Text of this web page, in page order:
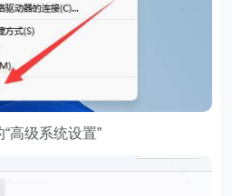
级系统设置”